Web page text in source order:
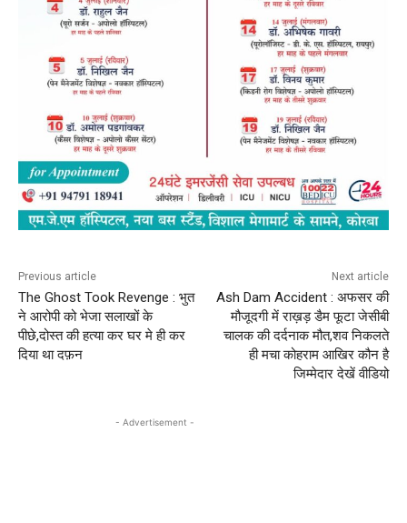
Previous article
The Ghost Took Revenge : भुत
ने आरोपी को भेजा सलाखों के
पीछे,दोस्त की हत्या कर घर मे ही कर
दिया था दफ़न
Next article
Ash Dam Accident : अफसर की
मौजूदगी में राख़ड़ डैम फूटा जेसीबी
चालक की दर्दनाक मौत,शव निकलते
ही मचा कोहराम आखिर कौन है
जिम्मेदार देखें वीडियो
- Advertisement -